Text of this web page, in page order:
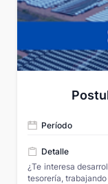
Período
Detalle
¿Te interesa
tesorería,